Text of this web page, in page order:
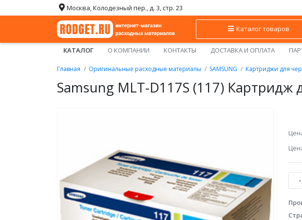
Москва, Колодезный пер., д. 3, стр. 23
Каталог товаров
КАТАЛОГ О КОМПАНИИ КОНТАКТЫ ДОСТАВКА И ОПЛАТА
Главная Оригинальные расходные материалы SAMSUNG Картриджи для
Samsung MLT-D117S (117)
-